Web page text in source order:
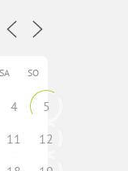
SA SO
4
5
11
12